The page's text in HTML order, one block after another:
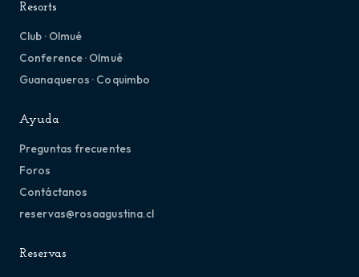
Resorts
Club · Olmué
Conference · Olmué
Guanaqueros · Coquimbo
Ayuda
Preguntas frecuentes
Foros
Contáctanos
reservas@rosaagustina.cl
Reservas